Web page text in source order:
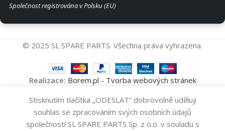
Společnost registrována v Polsku (EU)
© 2025 SL SPARE PARTS. Všechna práva vyhrazena.
Realizace: Borem.pl - Tvorba webových stránek
Seznam přání
KošíkMůj účet
Stisknutím tlačítka „ODESLAT“ dobrovolně uděluji
souhlas se zpracováním svých osobních údajů
společností SL SPARE PARTS Sp. z o.o. v souladu s
Vysokotlakové
Čerpadlo
294000-010#
DENSO
9
296 Kč
- +
Přidat Do
Koupit Nyní